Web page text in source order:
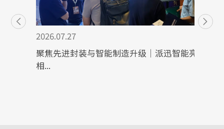
2026.07.27
聚焦先进封装与智能制造升级｜派迅智能亮
相...